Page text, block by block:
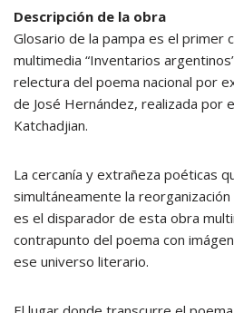
Descripción de la obra
Glosario de la pampa es el primer
multimedia “Inventarios
relectura del poema nacional por
de José Hernández, realizada por
Katchadjian.
La cercanía y extrañeza poéticas
simultáneamente la
es el disparador de esta obra
contrapunto del poema con
ese universo literario.